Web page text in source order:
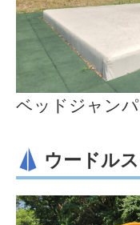
ベッドジャン
ウードル